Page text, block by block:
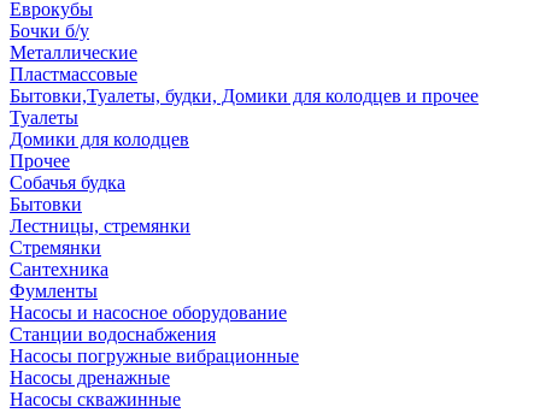
Еврокубы
Бочки б/у
Металлические
Пластмассовые
Бытовки,Туалеты, будки, Домики для колодцев и прочее
Туалеты
Домики для колодцев
Прочее
Собачья будка
Бытовки
Лестницы, стремянки
Стремянки
Сантехника
Фумленты
Насосы и насосное оборудование
Станции водоснабжения
Насосы погружные вибрационные
Насосы дренажные
Насосы скважинные